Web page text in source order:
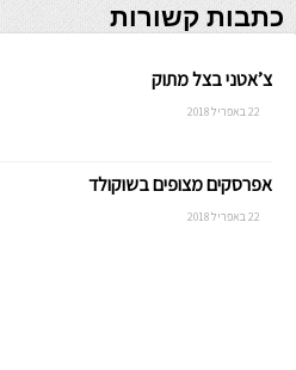
כתבות קשורות
צ’אטני בצל מתוק
22 באפריל 2018
אפרסקים מצופים בשוקולד
22 באפריל 2018